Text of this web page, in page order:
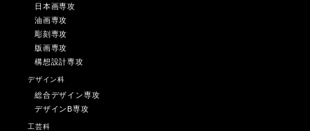
日本画専攻
油画専攻
彫刻専攻
版画専攻
構想設計専攻
デザイン科
総合デザイン専攻
デザインB専攻
工芸科